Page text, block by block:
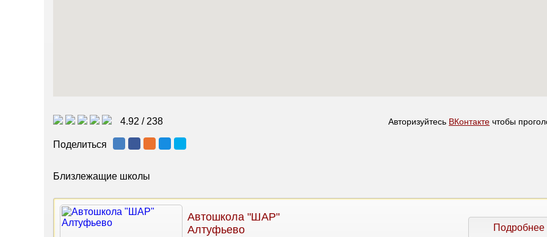
4.92 / 238 Авторизуйтесь ВКонтакте чтобы
Поделиться
Близлежащие школы
Автошкола "ШАР"
Алтуфьево
Подробнее